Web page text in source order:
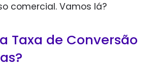
comercial. Vamos lá?
Taxa de Conversão